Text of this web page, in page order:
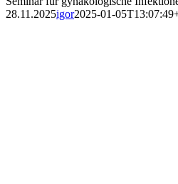
28.11.2025igor2025-01-